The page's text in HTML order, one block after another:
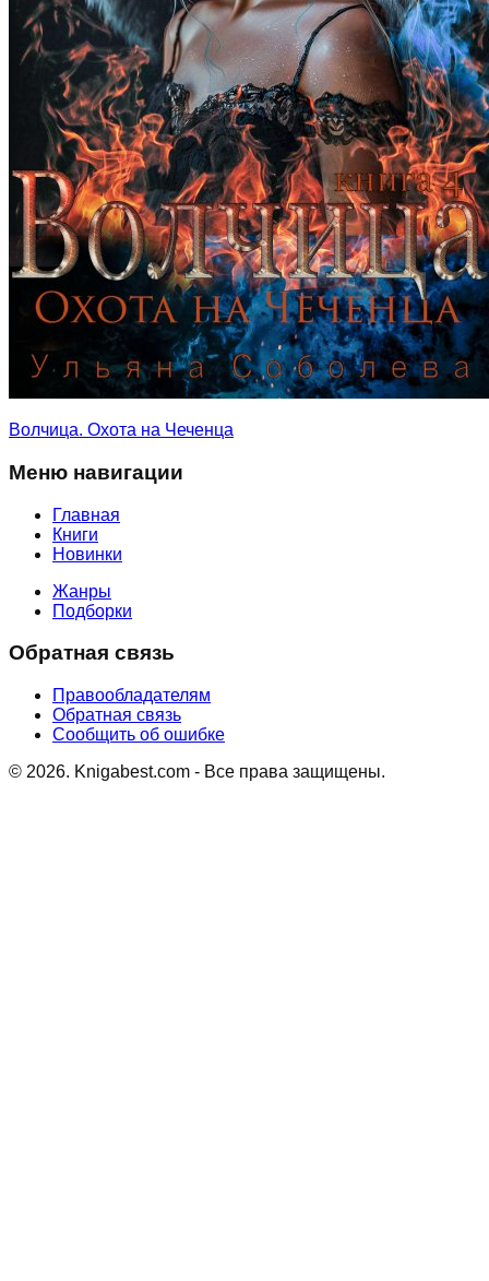
Волчица. Охота на Чеченца
Меню навигации
Главная
Книги
Новинки
Жанры
Подборки
Обратная связь
Правообладателям
Обратная связь
Сообщить об ошибке
© 2026. Knigabest.com - Все права защищены.